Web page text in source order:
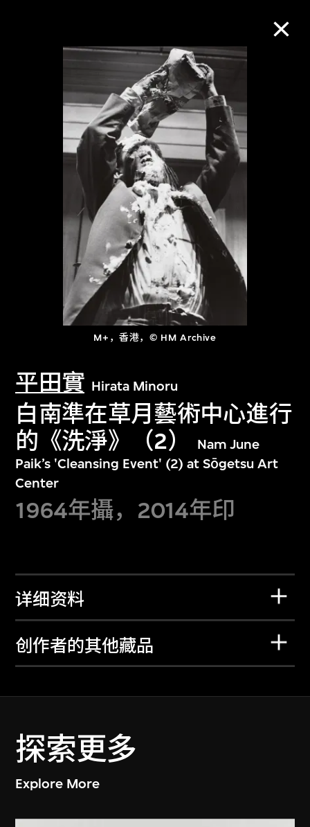
M+，香港，© HM Archive
平田實 Hirata Minoru
白南準在草月藝術中心進行
的《洗淨》（2）
Nam June
Paik’s 'Cleansing Event' (2) at Sōgetsu Art
Center
1964年攝，2014年印
详细资料
创作者的其他藏品
探索更多
Explore More
M+藏品
进一步筛选
关于M+藏品
探索世界顶级的二十及二十一世纪视觉
文化藏品。